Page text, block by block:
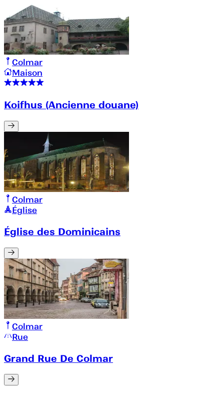
Colmar
Maison
Koifhus (Ancienne douane)
Colmar
Église
Église des Dominicains
Colmar
Rue
Grand Rue De Colmar